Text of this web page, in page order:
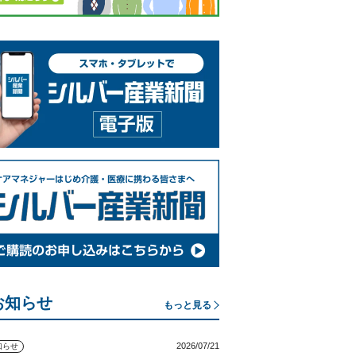
知らせ もっと見る
らせ 2026/07/21